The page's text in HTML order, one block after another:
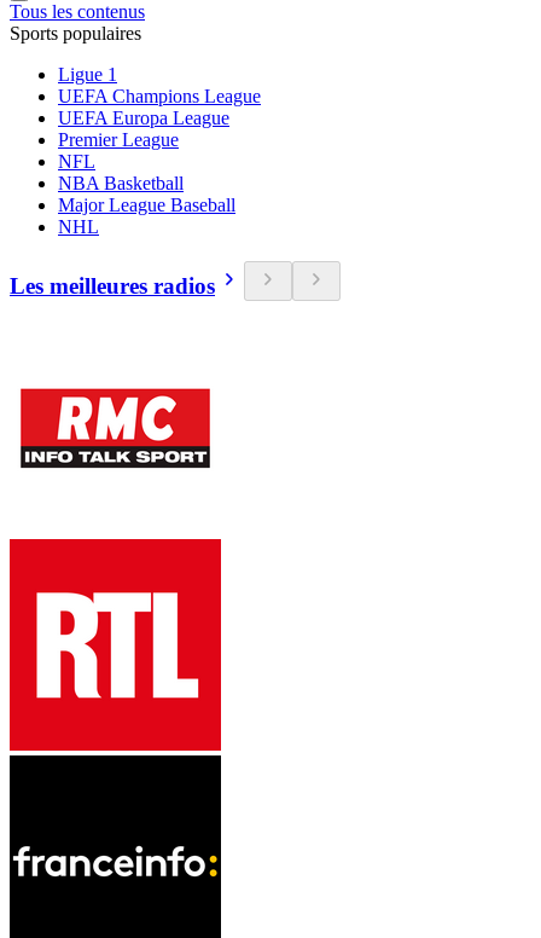
Tous les contenus
Sports populaires
Ligue 1
UEFA Champions League
UEFA Europa League
Premier League
NFL
NBA Basketball
Major League Baseball
NHL
Les meilleures radios